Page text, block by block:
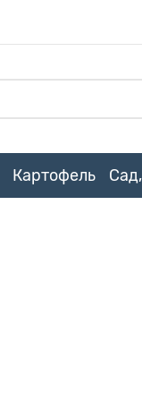
Картофель